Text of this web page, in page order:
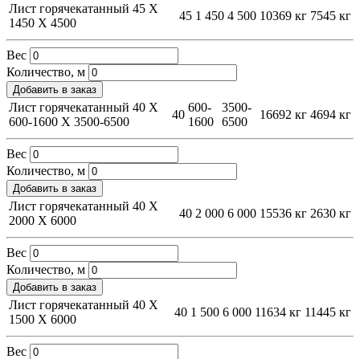
Лист горячекатанный 45 Х
1450 Х 4500
45 1 450 4 500 10369 кг 7545 кг
Вес
Количество, м
Добавить в заказ
Лист горячекатанный 40 Х
600-1600 Х 3500-6500
40
600-
1600
3500-
6500
16692 кг 4694 кг
Вес
Количество, м
Добавить в заказ
Лист горячекатанный 40 Х
2000 Х 6000
40 2 000 6 000 15536 кг 2630 кг
Вес
Количество, м
Добавить в заказ
Лист горячекатанный 40 Х
1500 Х 6000
40 1 500 6 000 11634 кг 11445 кг
Вес